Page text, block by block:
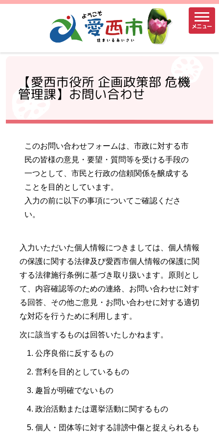
メニュー
【愛西市役所 企画政策部 危機
管理課】お問い合わせ
このお問い合わせフォームは、市政に対する市
民の皆様の意見・要望・質問等を受ける手段の
一つとして、市民と行政の信頼関係を醸成する
ことを目的としています。
入力の前に以下の事項についてご確認くださ
い。
入力いただいた個人情報につきましては、個人情報
の保護に関する法律及び愛西市個人情報の保護に関
する法律施行条例に基づき取り扱います。原則とし
て、内容確認等のための連絡、お問い合わせに対す
る回答、その他ご意見・お問い合わせに対する適切
な対応を行うために利用します。
次に該当するものは回答いたしかねます。
公序良俗に反するもの
営利を目的としているもの
趣旨が明確でないもの
政治活動または選挙活動に関するもの
個人・団体等に対する誹謗中傷と捉えられるも